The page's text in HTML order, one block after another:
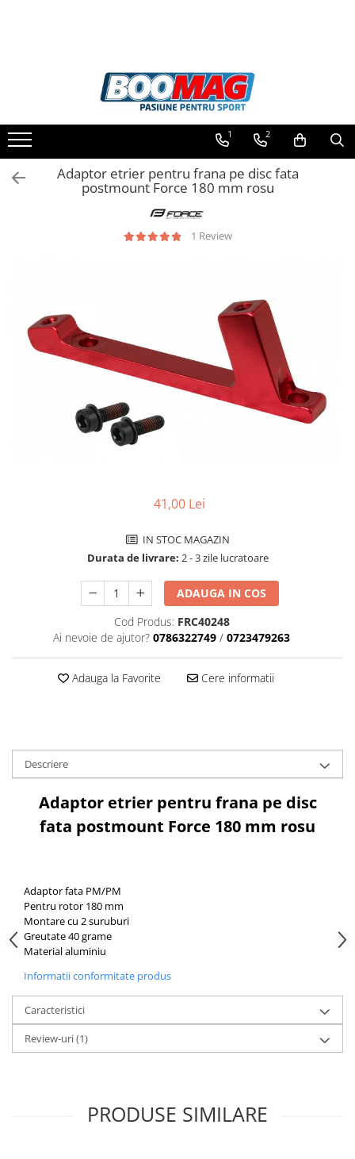
Biciclete copii
Biciclete dama
Biciclete mountain bike (MTB)
si Gravel
Accesorii biciclete
Chei si scule bicicleta
Portbagaj bicicleta
Produse intretinere bicicleta
Claxon bicicleta
Bidoane si suporti bicicleta
Suport telefon bicicleta
Lumini bicicleta
Piese biciclete
Pinioane
Lant bicicleta
Urechi cadru bicicleta
Mansoane si ghidolina
Ghidoane bicicleta
Pipe ghidon
Pedale bicicleta
Cabluri si camasi
1 2
Adaptor etrier pentru frana pe disc fata
postmount Force 180 mm rosu
1 Review
41,00 Lei
IN STOC MAGAZIN
Durata de livrare: 2 - 3 zile lucratoare
ADAUGA IN COS
Cod Produs: FRC40248
Ai nevoie de ajutor? 0786322749 / 0723479263
Adauga la Favorite Cere informatii
Descriere
Adaptor etrier pentru frana pe disc
fata postmount Force 180 mm rosu
Adaptor fata PM/PM
Pentru rotor 180 mm
Montare cu 2 suruburi
Greutate 40 grame
Material aluminiu
Informatii conformitate produs
Caracteristici
Review-uri(1)
PRODUSE SIMILARE